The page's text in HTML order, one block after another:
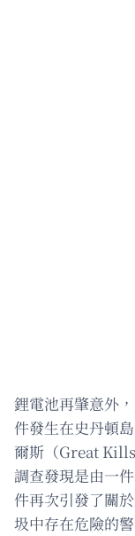
鋰電池再肇意外
件發生在史丹頓
爾斯（Great
調查發現是由一
件再次引發了關
圾中存在危險的警